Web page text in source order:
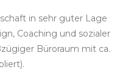
in sehr guter Lage
Coaching und sozialer
Büroraum mit ca.